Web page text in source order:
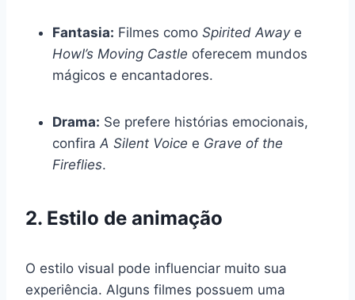
Fantasia: Filmes como Spirited Awaye
Howl’s Moving Castle oferecem mundos
mágicos e encantadores.
Drama: Se prefere histórias emocionais,
confira A Silent Voice e Grave of the
Fireflies.
2. Estilo de animação
O estilo visual pode influenciar muito sua
experiência. Alguns filmes possuem uma